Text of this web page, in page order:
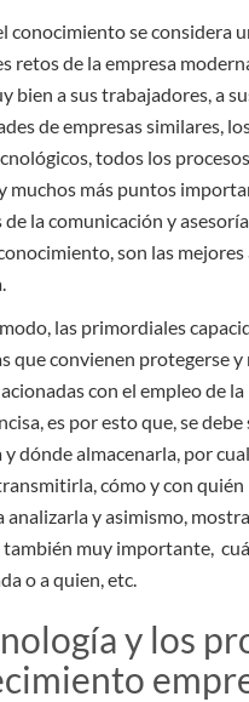
conocimiento se considera
retos de la empresa
bien a sus trabajadores, a
de empresas similares,
todos los
muchos más puntos
la comunicación y
son las mejores
las primordiales
que convienen protegerse y
con el empleo de
es por esto que, se
dónde almacenarla, por
cómo y con
analizarla y asimismo,
también muy importante,
o a quien, etc.
y los